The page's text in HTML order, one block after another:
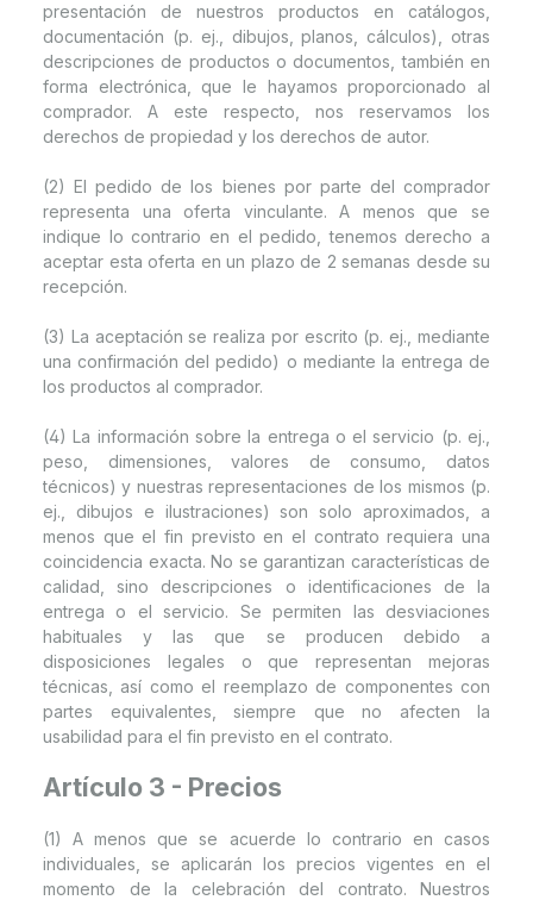
presentación de nuestros productos en catálogos,
documentación (p. ej., dibujos, planos, cálculos), otras
descripciones de productos o documentos, también en
forma electrónica, que le hayamos proporcionado al
comprador. A este respecto, nos reservamos los
derechos de propiedad y los derechos de autor.
(2) El pedido de los bienes por parte del comprador
representa una oferta vinculante. A menos que se
indique lo contrario en el pedido, tenemos derecho a
aceptar esta oferta en un plazo de 2 semanas desde su
recepción.
(3) La aceptación se realiza por escrito (p. ej., mediante
una confirmación del pedido) o mediante la entrega de
los productos al comprador.
(4) La información sobre la entrega o el servicio (p. ej.,
peso, dimensiones, valores de consumo, datos
técnicos) y nuestras representaciones de los mismos (p.
ej., dibujos e ilustraciones) son solo aproximados, a
menos que el fin previsto en el contrato requiera una
coincidencia exacta. No se garantizan características de
calidad, sino descripciones o identificaciones de la
entrega o el servicio. Se permiten las desviaciones
habituales y las que se producen debido a
disposiciones legales o que representan mejoras
técnicas, así como el reemplazo de componentes con
partes equivalentes, siempre que no afecten la
usabilidad para el fin previsto en el contrato.
Artículo 3 - Precios
(1) A menos que se acuerde lo contrario en casos
individuales, se aplicarán los precios vigentes en el
momento de la celebración del contrato. Nuestros